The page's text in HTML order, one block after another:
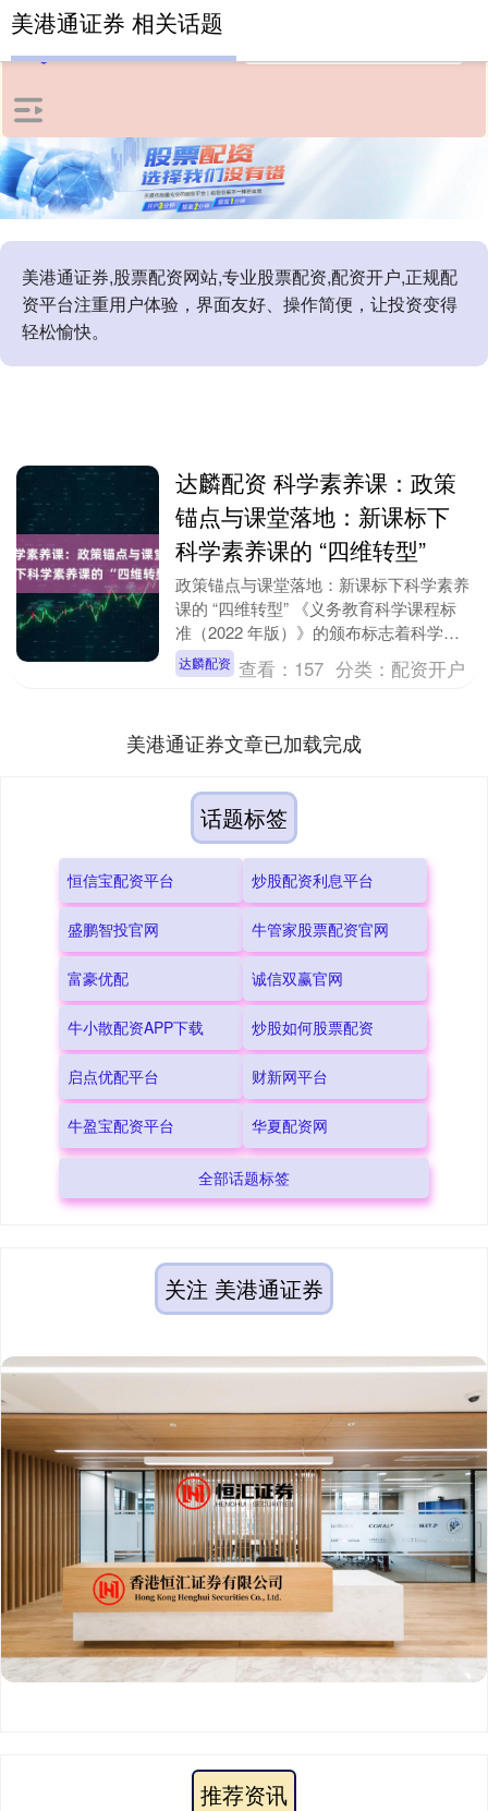
美港通证券,股票配资网站,专业股票配资,配资开户,正规配
资平台注重用户体验，界面友好、操作简便，让投资变得
轻松愉快。
美港通证券 相关话题
达麟配资 科学素养课：政策
锚点与课堂落地：新课标下
科学素养课的 “四维转型”
政策锚点与课堂落地：新课标下科学素养
课的 “四维转型” 《义务教育科学课程标
准（2022 年版）》的颁布标志着科学教
育从 “知识传授” 向 “素养培育” 的根本....
达麟配资 查看： 157 分类： 配资开户
美港通证券文章已加载完成
话题标签
恒信宝配资平台 炒股配资利息平台
盛鹏智投官网 牛管家股票配资官网
富豪优配 诚信双赢官网
牛小散配资APP下载 炒股如何股票配资
启点优配平台 财新网平台
牛盈宝配资平台 华夏配资网
全部话题标签
关注 美港通证券
推荐资讯